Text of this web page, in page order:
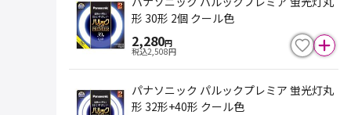
形 30形 2個 クール色
2,280円
税込2,508円
パナソニック パルックプレミア 蛍光灯丸
形 32形+40形 クール色